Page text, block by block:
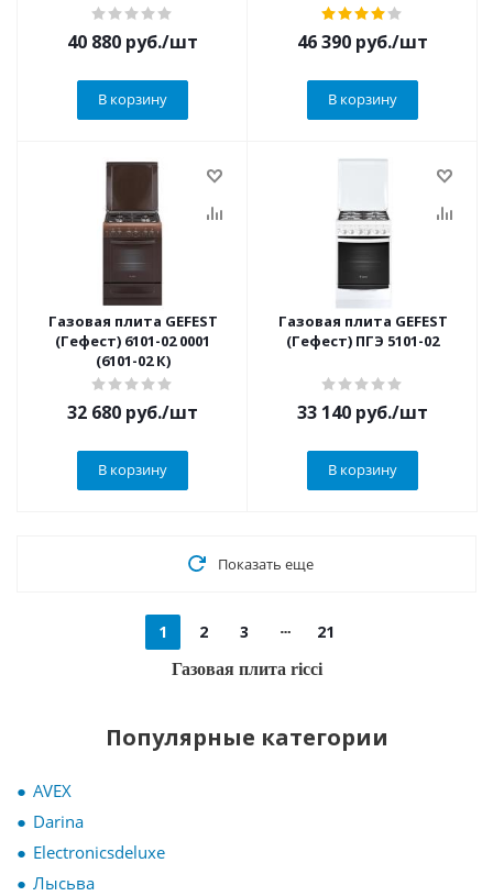
40 880 руб./шт
В корзину
46 390 руб./шт
В корзину
Газовая плита GEFEST
(Гефест) 6101-02 0001
(6101-02 К)
32 680 руб./шт
В корзину
Газовая плита GEFEST
(Гефест) ПГЭ 5101-02
33 140 руб./шт
В корзину
Показать еще
1 2 3 21
Газовая плита ricci
Популярные категории
AVEX
Darina
Electronicsdeluxe
Лысьва